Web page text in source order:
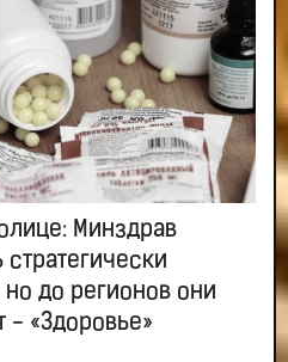
Минздрав
до регионов они
- «Здоровье»